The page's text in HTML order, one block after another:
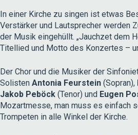
In einer Kirche zu singen ist etwas
Verstärker und Lautsprecher werden
der Musik eingehüllt. „Jauchzet dem
Titellied und Motto des Konzertes –
Der Chor und die Musiker der
Solisten Antonia Feurstein (Sopran),
Jakob Peböck (Tenor) und Eugen
Mozartmesse, man muss es einfach
Trompeten in alle Winkel der Kirche.